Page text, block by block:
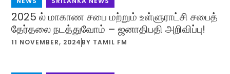
2025 ல் மாகாண சபை மற்றும் உள்ளுராட்சி சபைத்
தேர்தலை நடத்துவோம் – ஜனாதிபதி அறிவிப்பு!
11 NOVEMBER, 2024 BY TAMIL FM